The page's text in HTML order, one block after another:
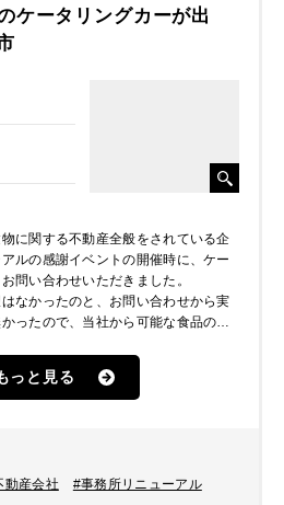
ケータリングカーが出
に関する不動産全般をされている企
ルの感謝イベントの開催時に、ケー
問い合わせいただきました。
なかったのと、お問い合わせから実
ったので、当社から可能な食品の提
っと見る
動産会社
#事務所リニューアル